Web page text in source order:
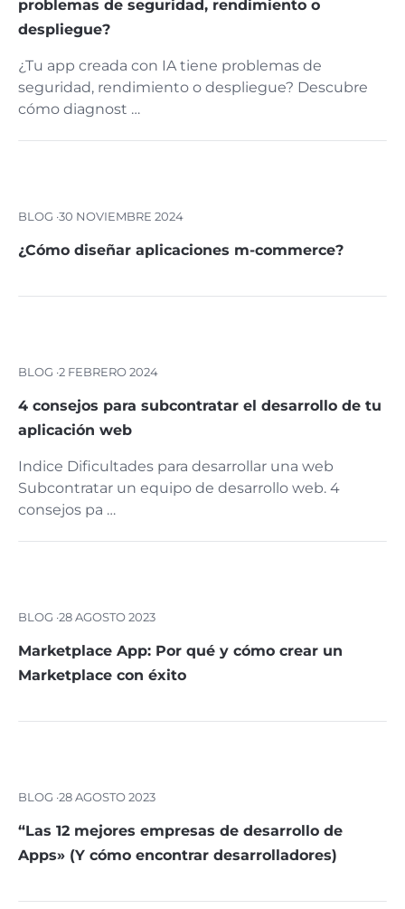
problemas de seguridad, rendimiento o
despliegue?
¿Tu app creada con IA tiene problemas de
seguridad, rendimiento o despliegue? Descubre
cómo diagnost …
BLOG ·30 NOVIEMBRE 2024
¿Cómo diseñar aplicaciones m-commerce?
BLOG ·2 FEBRERO 2024
4 consejos para subcontratar el desarrollo de tu
aplicación web
Indice Dificultades para desarrollar una web
Subcontratar un equipo de desarrollo web. 4
consejos pa …
BLOG ·28 AGOSTO 2023
Marketplace App: Por qué y cómo crear un
Marketplace con éxito
BLOG ·28 AGOSTO 2023
“Las 12 mejores empresas de desarrollo de
Apps» (Y cómo encontrar desarrolladores)